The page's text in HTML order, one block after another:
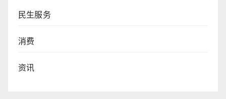
民生服务
消费
资讯